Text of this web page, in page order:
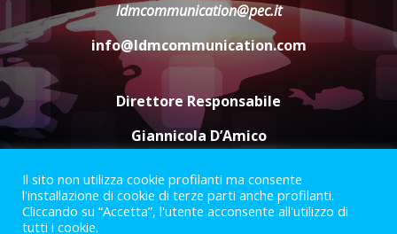
ldmcommunication@pec.it
info@ldmcommunication.com
Direttore Responsabile
Giannicola D’Amico
Termini e Condizioni
Privacy Policy
Informazioni Legali
Il sito non utilizza cookie profilanti ma consente
l'installazione di cookie di terze parti anche profilanti.
Cliccando su “Accetta”, l'utente acconsente all'utilizzo di
tutti i cookie.